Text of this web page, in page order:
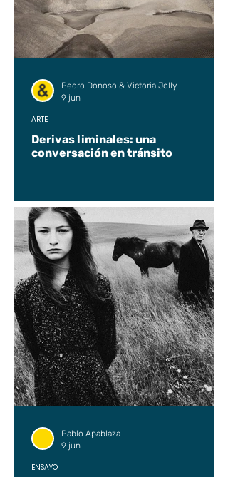
Derivas liminales: una
conversación en tránsito
ARTE
Pedro Donoso & Victoria Jolly
9 jun
ENSAYO
Pablo Apablaza
9 jun